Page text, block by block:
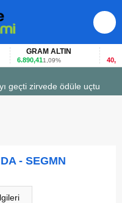
GRAM ALTIN
6.890,411,09% 40,65
geçti zirvede ödüle uçtu
- SEGMN